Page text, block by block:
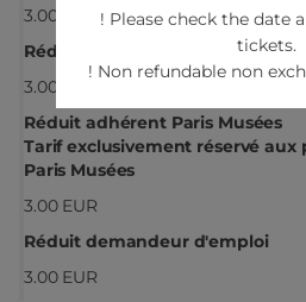
3.00
Réduit enseignant
3.00
Réduit adhérent Paris Musées
Tarif exclusivement réservé aux
Paris Musées
3.00 EUR
Réduit demandeur d'emploi
3.00 EUR
! Please check the date
tickets.
! Non refundable non